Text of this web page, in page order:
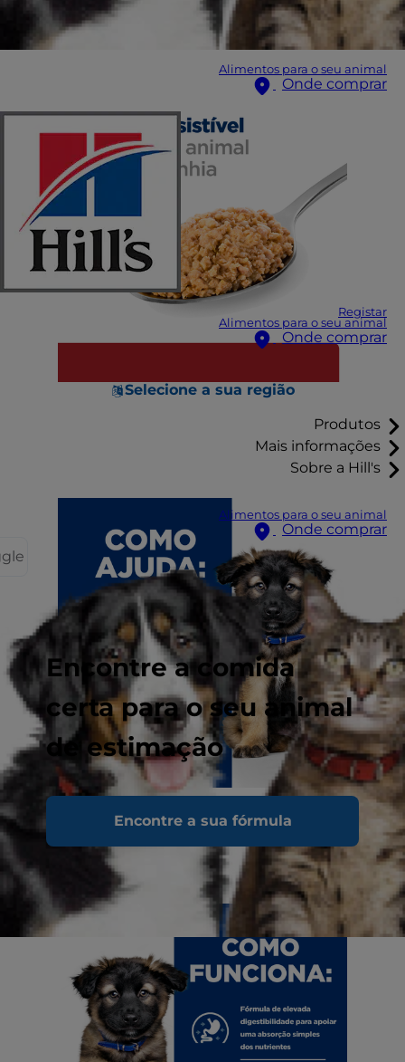
Alimentos para o seu animal
Onde comprar
Registar
Alimentos para o seu animal
Onde comprar
Selecione a sua região
Produtos
Mais informações
Sobre a Hill's
Alimentos para o seu animal
Onde comprar
Encontre a comida
certa para o seu animal
de estimação
Encontre a sua fórmula